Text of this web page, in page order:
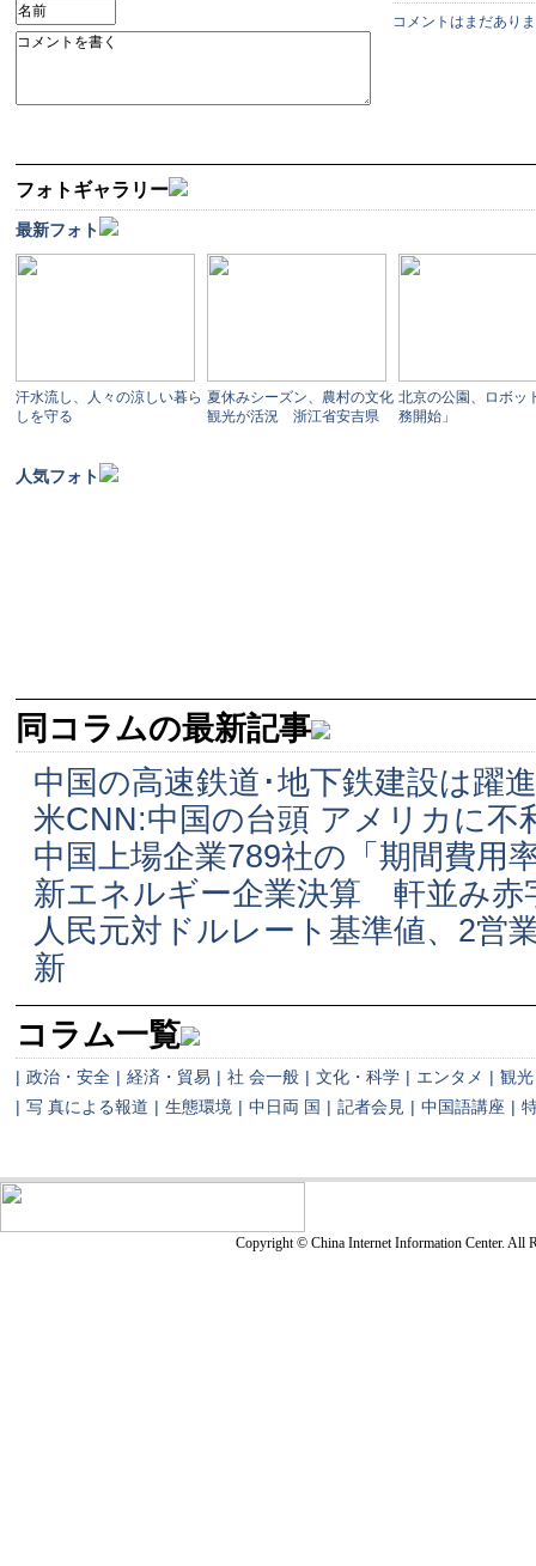
コメントはまだあり
同コラムの最新記事
中国の高速鉄道･地下鉄建設は躍
米CNN:中国の台頭 アメリカに不
中国上場企業789社の「期間費用
新エネルギー企業決算 軒並み赤
人民元対ドルレート基準値、2営
新
コラム一覧
| 政治・安全 | 経済・貿易 | 社 会一般 | 文化・科学 | エンタメ | 観光
| 写 真による報道 | 生態環境 | 中日両 国 | 記者会見 | 中国語講座 |